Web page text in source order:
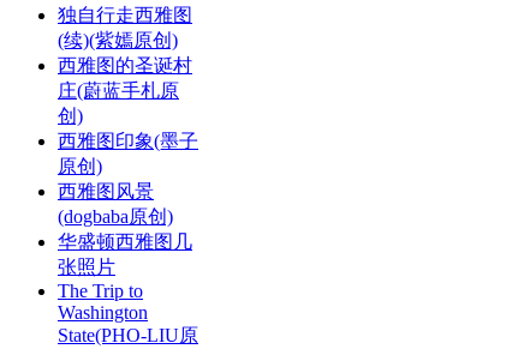
独自行走西雅图
(续)(紫嫣原创)
西雅图的圣诞村
庄(蔚蓝手札原
创)
西雅图印象(墨子
原创)
西雅图风景
(dogbaba原创)
华盛顿西雅图几
张照片
The Trip to
Washington
State(PHO-LIU原